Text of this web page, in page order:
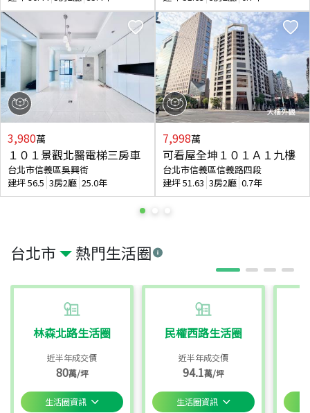
台北市 熱門生活圈
林森北路生活圈
近半年成交價
80萬/坪
生活圈資訊
民權西路生活圈
近半年成交價
94.1萬/坪
生活圈資訊
3,980萬
１０１景觀北醫電梯三房車
台北市信義區吳興街
建坪56.5 3房2廳 25.0年
7,998萬
可看屋全坤１０１Ａ１九樓
台北市信義區信義路四段
建坪51.63 3房2廳 0.7年